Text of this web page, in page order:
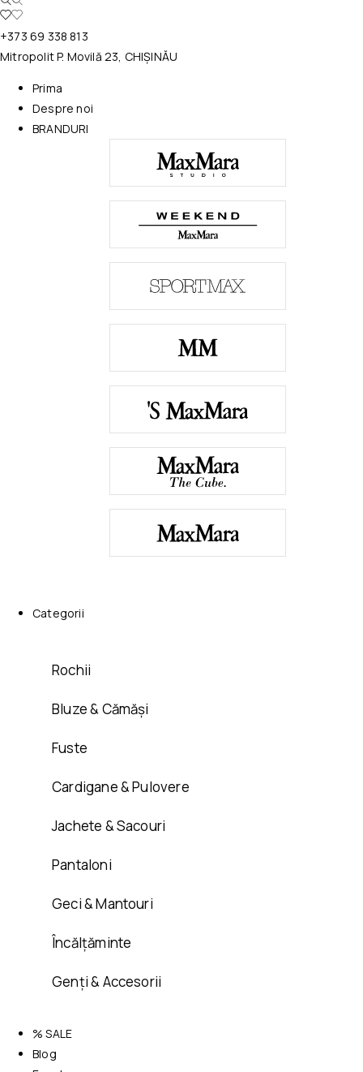
+373 69 338 813
Mitropolit P. Movilă 23, CHIȘINĂU
Prima
Despre noi
BRANDURI
Categorii
Rochii
Bluze & Cămăși
Fuste
Cardigane & Pulovere
Jachete & Sacouri
Pantaloni
Geci & Mantouri
Încălțăminte
Genți & Accesorii
% SALE
Blog